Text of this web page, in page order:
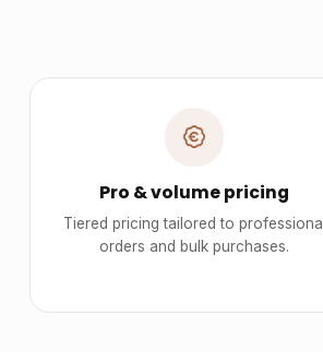
Pro & volume pricing
Tiered pricing tailored to professional
orders and bulk purchases.